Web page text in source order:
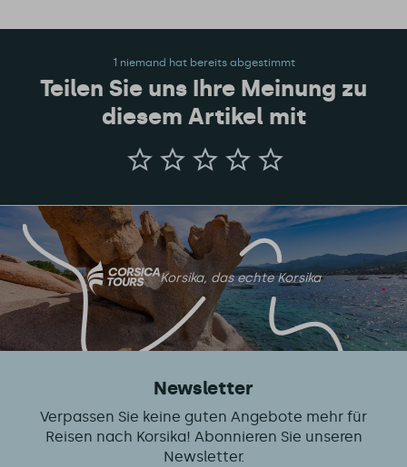
1 niemand hat bereits abgestimmt
Teilen Sie uns Ihre Meinung zu
diesem Artikel mit
Teilen
Sie
Meinung
zu
diesem
Artikel
mit
Korsika, das echte Korsika
Newsletter
Verpassen Sie keine guten Angebote mehr für
Reisen nach Korsika! Abonnieren Sie unseren
Newsletter.